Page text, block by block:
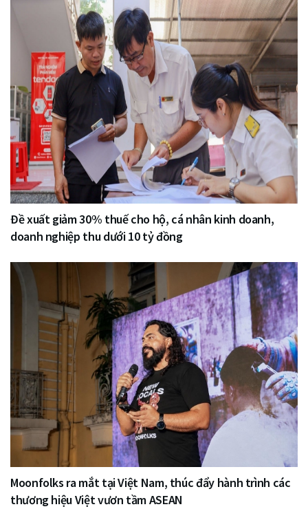
Đề xuất giảm 30% thuế cho hộ, cá nhân kinh doanh,
doanh nghiệp thu dưới 10 tỷ đồng
Moonfolks ra mắt tại Việt Nam, thúc đẩy hành trình các
thương hiệu Việt vươn tầm ASEAN